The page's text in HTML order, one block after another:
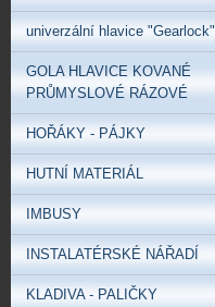
univerzální hlavice "Gearlock"
GOLA HLAVICE KOVANÉ
PRŮMYSLOVÉ RÁZOVÉ
HOŘÁKY - PÁJKY
HUTNÍ MATERIÁL
IMBUSY
INSTALATÉRSKÉ NÁŘADÍ
KLADIVA - PALIČKY